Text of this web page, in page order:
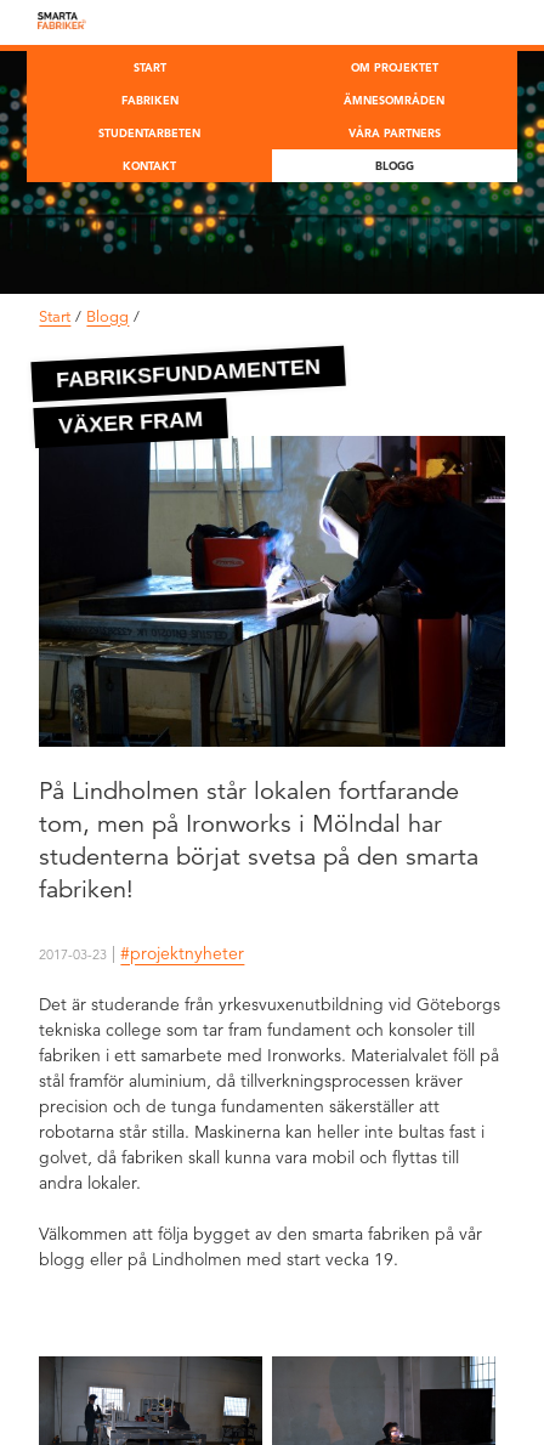
START OM PROJEKTET
FABRIKEN ÄMNESOMRÅDEN
STUDENTARBETEN VÅRA PARTNERS
KONTAKT BLOGG
Start / Blogg /
FABRIKSFUNDAMENTEN
VÄXER FRAM
På Lindholmen står lokalen fortfarande
tom, men på Ironworks i Mölndal har
studenterna börjat svetsa på den smarta
fabriken!
2017-03-23 |#projektnyheter
Det är studerande från yrkesvuxenutbildning vid Göteborgs
tekniska college som tar fram fundament och konsoler till
fabriken i ett samarbete med Ironworks. Materialvalet föll på
stål framför aluminium, då tillverkningsprocessen kräver
precision och de tunga fundamenten säkerställer att
robotarna står stilla. Maskinerna kan heller inte bultas fast i
golvet, då fabriken skall kunna vara mobil och flyttas till
andra lokaler.
Välkommen att följa bygget av den smarta fabriken på vår
blogg eller på Lindholmen med start vecka 19.